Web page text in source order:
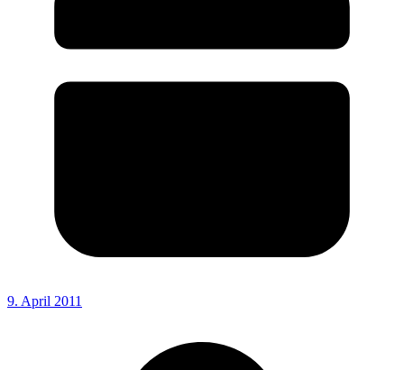
9. April 2011